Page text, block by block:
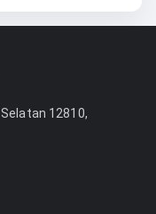
12810,